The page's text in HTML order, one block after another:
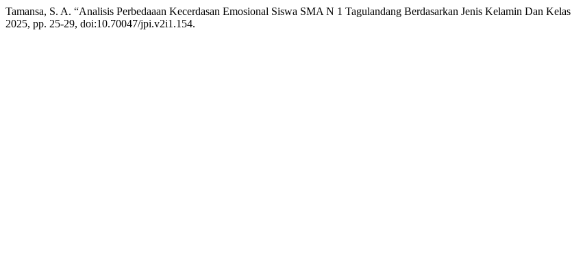
Tamansa, S. A. “Analisis Perbedaaan Kecerdasan Emosional Siswa SMA N 1 Tagulandang Berdasarkan Jenis Kelamin Dan
2025, pp. 25-29, doi:10.70047/jpi.v2i1.154.